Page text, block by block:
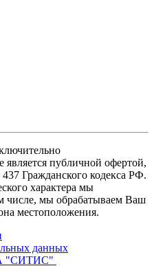
публичной офертой,
Гражданского кодекса РФ.
характера мы
числе, мы обрабатываем Ваш
местоположения.
данных
"СИТИС"